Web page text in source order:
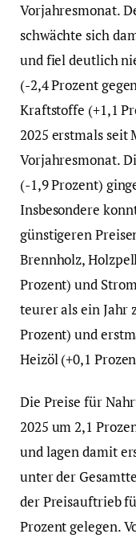
Vorjahresmonat.
schwächte sich
und fiel deutlich
(-2,4 Prozent
Kraftstoffe (+1,1
2025 erstmals seit
Vorjahresmonat.
(-1,9 Prozent)
Insbesondere
günstigeren
Brennholz,
Prozent) und
teurer als ein Jahr
Prozent) und
Heizöl (+0,1
Die Preise für
2025 um 2,1
und lagen damit
unter der
der Preisauftrieb
Prozent gelegen.